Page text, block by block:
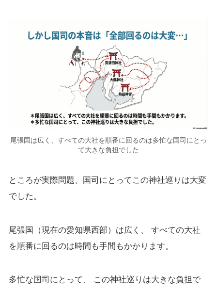
尾張国は広く、すべての大社を順番に回るのは多忙な国司にとっ
て大きな負担でした
ところが実際問題、国司にとってこの神社巡りは大変
でした。
尾張国（現在の愛知県西部）は広く、 すべての大社
を順番に回るのは時間も手間もかかります。
多忙な国司にとって、 この神社巡りは大きな負担で